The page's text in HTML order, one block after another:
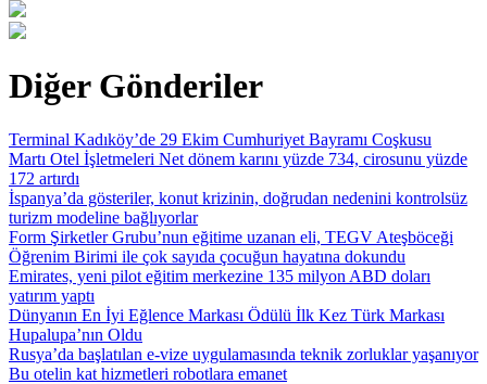
Diğer Gönderiler
Terminal Kadıköy’de 29 Ekim Cumhuriyet Bayramı Coşkusu
Martı Otel İşletmeleri Net dönem karını yüzde 734, cirosunu yüzde
172 artırdı
İspanya’da gösteriler, konut krizinin, doğrudan nedenini kontrolsüz
turizm modeline bağlıyorlar
Form Şirketler Grubu’nun eğitime uzanan eli, TEGV Ateşböceği
Öğrenim Birimi ile çok sayıda çocuğun hayatına dokundu
Emirates, yeni pilot eğitim merkezine 135 milyon ABD doları
yatırım yaptı
Dünyanın En İyi Eğlence Markası Ödülü İlk Kez Türk Markası
Hupalupa’nın Oldu
Rusya’da başlatılan e-vize uygulamasında teknik zorluklar yaşanıyor
Bu otelin kat hizmetleri robotlara emanet